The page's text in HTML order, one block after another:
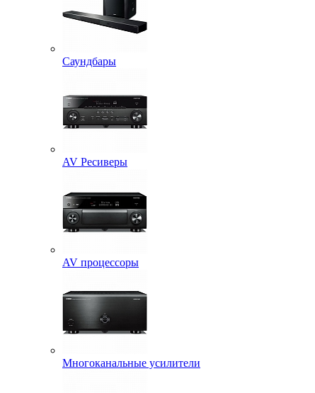
Саундбары
AV Ресиверы
AV процессоры
Многоканальные усилители